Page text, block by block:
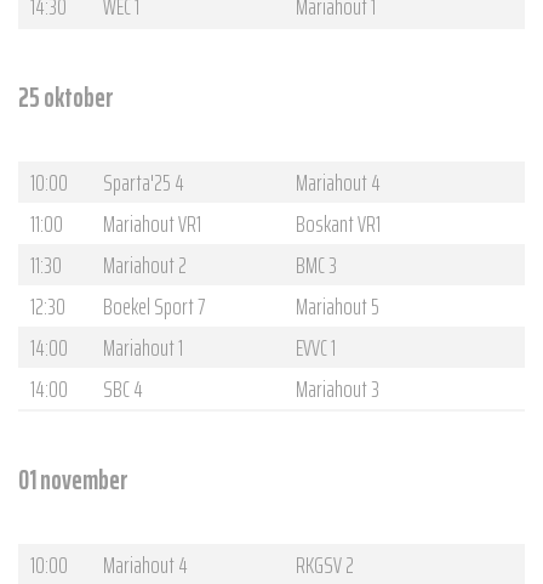
25 oktober
10:00 Sparta'25 4
Mariahout 4
11:00
Mariahout VR1
Boskant VR1
11:30
Mariahout 2
BMC 3
12:30
Boekel Sport 7
Mariahout 5
14:00
Mariahout 1
EVVC 1
14:00
SBC 4 Mariahout 3
01 november
10:00 Mariahout 4
RKGSV 2